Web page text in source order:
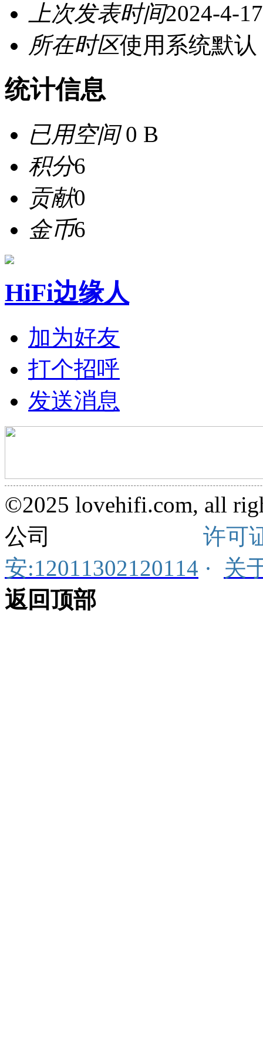
上次发表时间2024-4-
所在时区使用系统默认
统计信息
已用空间0 B
积分6
贡献0
金币6
HiFi边缘人
加为好友
打个招呼
发送消息
©2025 lovehifi.com, all
公司
许可
安:12011302120114 · 关
返回顶部